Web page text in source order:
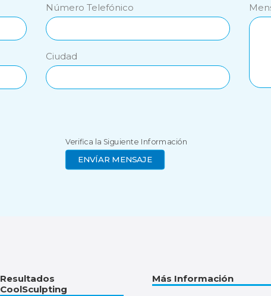
Número Telefónico
Ciudad
Verifica la Siguiente Información
Resultados
CoolSculpting
Más Información